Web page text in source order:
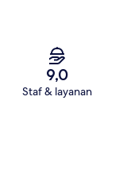
9,0
Staf & layanan